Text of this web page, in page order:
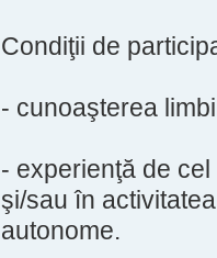
Condiţii de
- cunoaşterea
- experienţă de
şi/sau în
autonome.